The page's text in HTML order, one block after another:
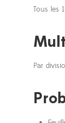
Tous les
Par